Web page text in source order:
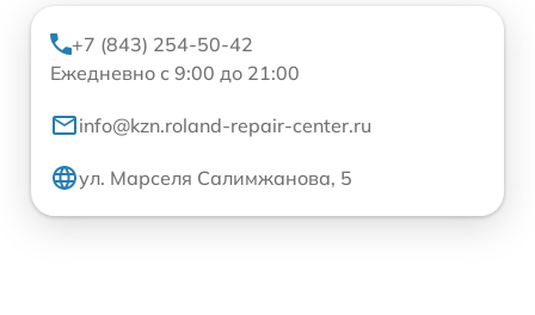
+7 (843) 254-50-42
Ежедневно с 9:00 до 21:00
info@kzn.roland-repair-center.ru
ул. Марселя Салимжанова, 5